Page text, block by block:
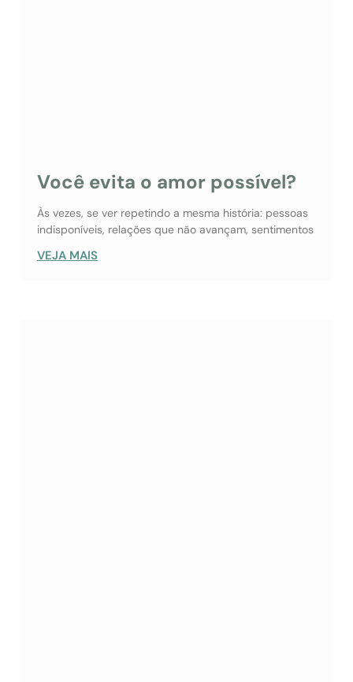
Você evita o amor possível?
Às vezes, se ver repetindo a mesma história: pessoas
indisponíveis, relações que não avançam, sentimentos
VEJA MAIS